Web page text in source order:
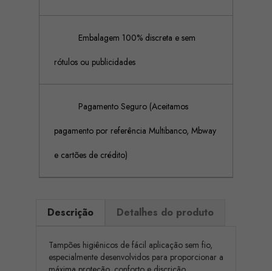
Embalagem 100% discreta e sem
rótulos ou publicidades
Pagamento Seguro (Aceitamos
pagamento por referência Multibanco, Mbway
e cartões de crédito)
Descrição Detalhes do produto
Tampões higiênicos de fácil aplicação sem fio,
especialmente desenvolvidos para proporcionar a